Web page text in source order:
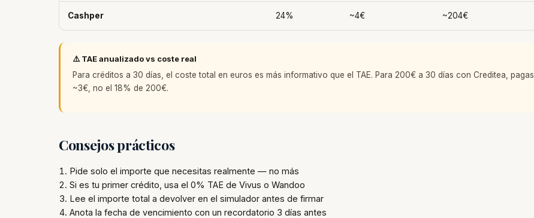
Cashper 24% ~4€ ~204€
⚠️ TAE anualizado vs coste real
Para créditos a 30 días, el coste total en euros es más informativo que el TAE. Para 200€ a 30 días con Creditea, pagas
~3€, no el 18% de 200€.
Consejos prácticos
Pide solo el importe que necesitas realmente — no más
Si es tu primer crédito, usa el 0% TAE de Vivus o Wandoo
Lee el importe total a devolver en el simulador antes de firmar
Anota la fecha de vencimiento con un recordatorio 3 días antes